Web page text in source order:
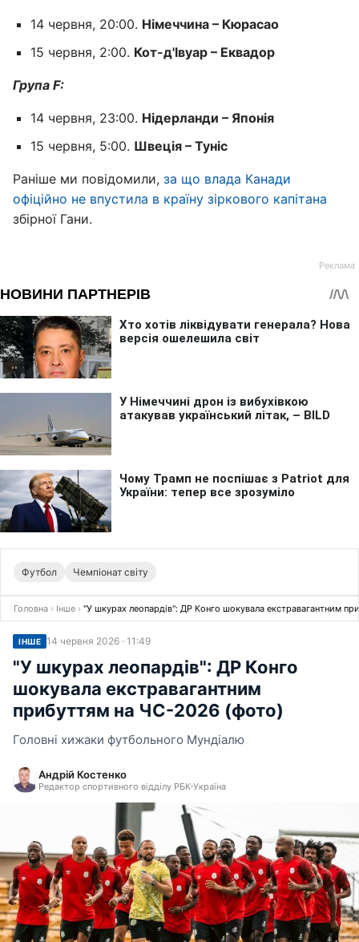
14 червня, 20:00. Німеччина – Кюрасао
15 червня, 2:00. Кот-д'Івуар – Еквадор
Група F:
14 червня, 23:00. Нідерланди – Японія
15 червня, 5:00. Швеція – Туніс
Раніше ми повідомили, за що влада Канади
офіційно не впустила в країну зіркового капітана
збірної Гани.
Футбол Чемпіонат світу
Головна › Інше › "У шкурах леопардів": ДР Конго шокувала екстравагантним
ІНШЕ 14 червня 2026 · 11:49
"У шкурах леопардів": ДР Конго
шокувала екстравагантним
прибуттям на ЧС-2026 (фото)
Головні хижаки футбольного Мундіалю
Андрій Костенко
Редактор спортивного відділу РБК-Україна